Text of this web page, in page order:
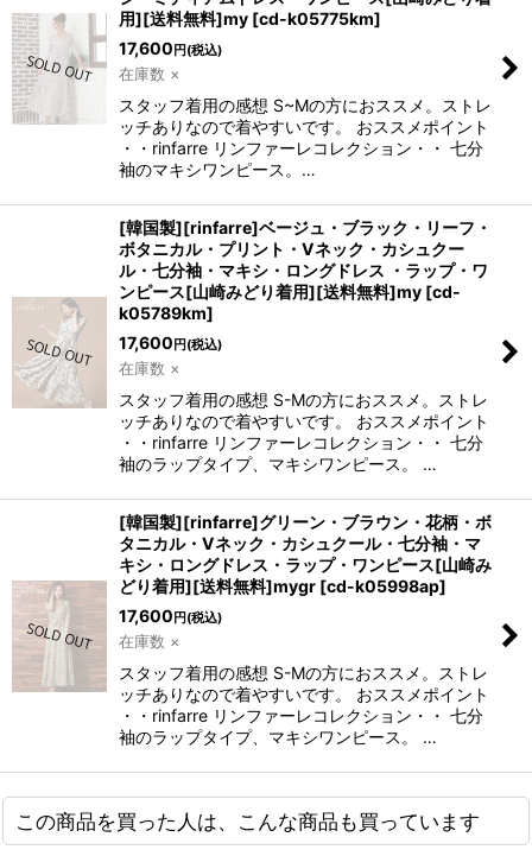
用][送料無料]my [cd-k05775km]
17,600 円 (税込)
在庫数 ×
スタッフ着用の感想 S~Mの方におススメ。ストレ
ッチありなので着やすいです。 おススメポイント
・・rinfarre リンファーレコレクション・・ 七分
袖のマキシワンピース。…
[韓国製][rinfarre]ベージュ・ブラック・リーフ・
ボタニカル・プリント・Vネック・カシュクー
ル・七分袖・マキシ・ロングドレス ・ラップ・ワ
ンピース[山崎みどり着用][送料無料]my [cd-
k05789km]
17,600 円 (税込)
在庫数 ×
スタッフ着用の感想 S-Mの方におススメ。ストレ
ッチありなので着やすいです。 おススメポイント
・・rinfarre リンファーレコレクション・・ 七分
袖のラップタイプ、マキシワンピース。 …
[韓国製][rinfarre]グリーン・ブラウン・花柄・ボ
タニカル・Vネック・カシュクール・七分袖・マ
キシ・ロングドレス・ラップ・ワンピース[山崎み
どり着用][送料無料]mygr [cd-k05998ap]
17,600 円 (税込)
在庫数 ×
スタッフ着用の感想 S-Mの方におススメ。ストレ
ッチありなので着やすいです。 おススメポイント
・・rinfarre リンファーレコレクション・・ 七分
袖のラップタイプ、マキシワンピース。 …
この商品を買った人は、こんな商品も買っています